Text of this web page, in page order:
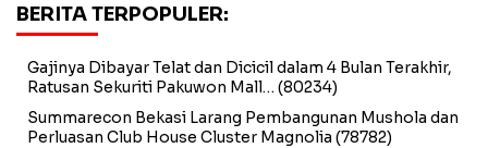
BERITA TERPOPULER:
Gajinya Dibayar Telat dan Dicicil dalam 4 Bulan Terakhir,
Ratusan Sekuriti Pakuwon Mall… (80234)
Summarecon Bekasi Larang Pembangunan Mushola dan
Perluasan Club House Cluster Magnolia (78782)